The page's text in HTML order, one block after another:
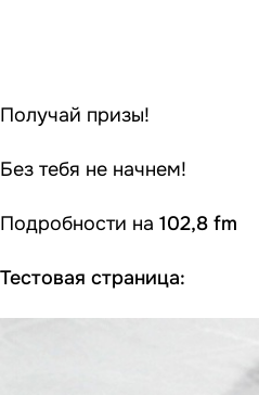
Получай призы!
Без тебя не начнем!
Подробности на 102,8 fm
Тестовая страница: